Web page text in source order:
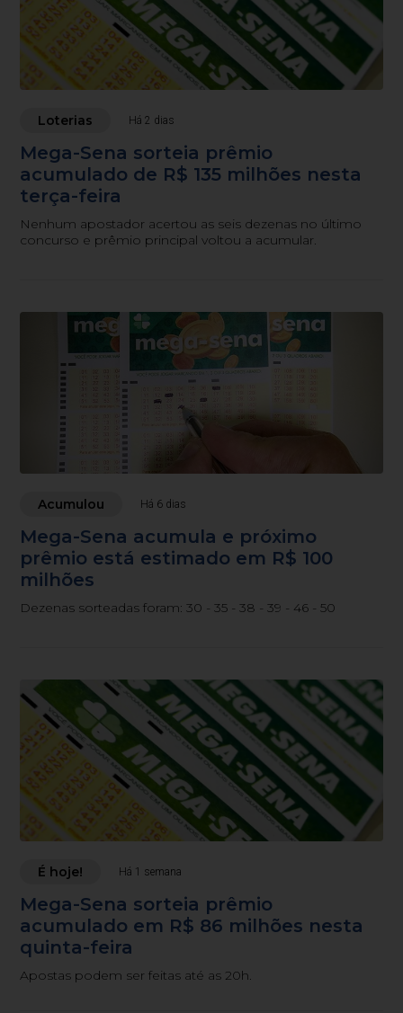
Loterias Há 2 dias
Mega-Sena sorteia prêmio
acumulado de R$ 135 milhões nesta
terça-feira
Nenhum apostador acertou as seis dezenas no último
concurso e prêmio principal voltou a acumular.
Acumulou Há 6 dias
Mega-Sena acumula e próximo
prêmio está estimado em R$ 100
milhões
Dezenas sorteadas foram: 30 - 35 - 38 - 39 - 46 - 50
É hoje! Há 1 semana
Mega-Sena sorteia prêmio
acumulado em R$ 86 milhões nesta
quinta-feira
Apostas podem ser feitas até as 20h.